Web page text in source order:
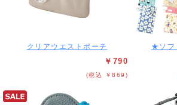
クリアウエストポーチ
￥790
(税込 ￥869)
★ソフ